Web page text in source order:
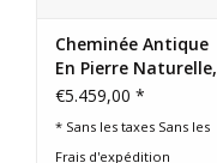
Cheminée Antique
En Pierre Naturelle,
France
€5.459,00 *
* Sans les taxes Sans les
Frais d'expédition